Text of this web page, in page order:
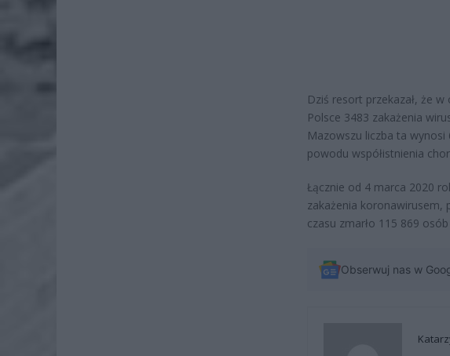
Dziś resort przekazał, że
Polsce 3483 zakażenia
Mazowszu liczba ta
powodu współistnienia
Łącznie od 4 marca 2020
zakażenia koronawirusem,
czasu zmarło 115 869
Obserwuj nas w